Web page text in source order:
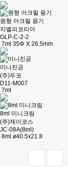
원형 아크릴 용기
지엘피코리아
GLP-C-2-2
7ml 35Φ X 26.5mm
미니진공
(주)두코
D11-M007
7ml
8ml 미니크림
(주)제이코스
JC-08A(8ml)
8ml ø40.5x21.8